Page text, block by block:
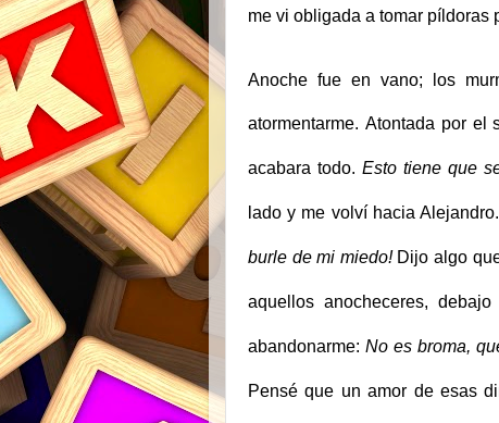
me vi obligada a tomar píldoras
Anoche fue en vano; los
atormentarme. Atontada por el
acabara todo. Esto tiene que
lado y me volví hacia
burle de mi miedo!Dijo algo
aquellos anocheceres,
abandonarme:No es broma,
Pensé que un amor de esas